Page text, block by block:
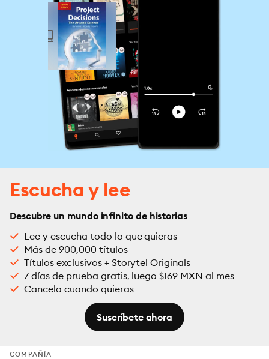
Escucha y lee
Descubre un mundo infinito de historias
Lee y escucha todo lo que quieras
Más de 900,000 títulos
Títulos exclusivos + Storytel Originals
7 días de prueba gratis, luego $169 MXN al mes
Cancela cuando quieras
Suscríbete ahora
COMPAÑÍA